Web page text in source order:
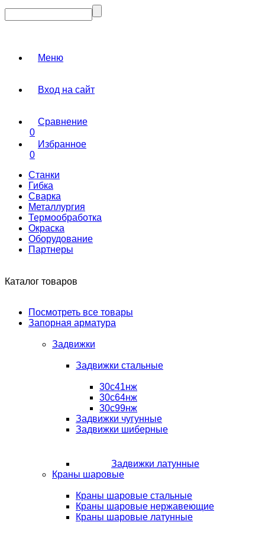
Меню
Вход на сайт
Сравнение
0
Избранное
0
Станки
Гибка
Сварка
Металлургия
Термообработка
Окраска
Оборудование
Партнеры
Каталог товаров
Посмотреть все товары
Запорная арматура
Задвижки
Задвижки стальные
30с41нж
30с64нж
30с99нж
Задвижки чугунные
Задвижки шиберные
Задвижки латунные
Краны шаровые
Краны шаровые стальные
Краны шаровые нержавеющие
Краны шаровые латунные